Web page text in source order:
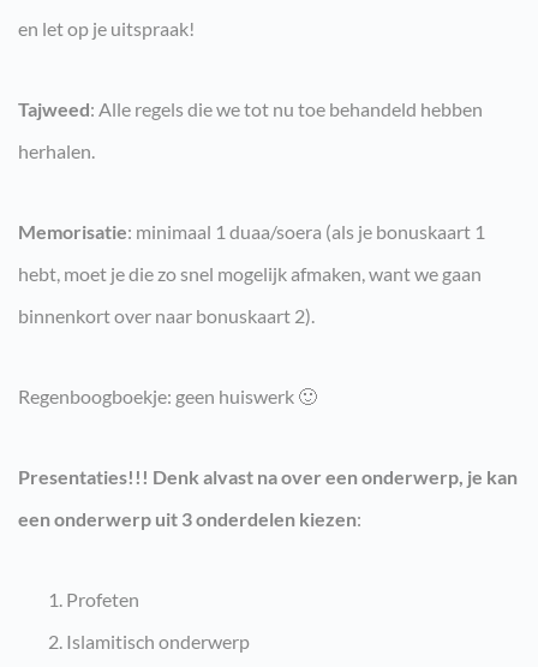
en let op je uitspraak!
Tajweed: Alle regels die we tot nu toe behandeld hebben
herhalen.
Memorisatie: minimaal 1 duaa/soera (als je bonuskaart 1
hebt, moet je die zo snel mogelijk afmaken, want we gaan
binnenkort over naar bonuskaart 2).
Regenboogboekje: geen huiswerk 🙂
Presentaties!!! Denk alvast na over een onderwerp, je kan
een onderwerp uit 3 onderdelen kiezen:
Profeten
Islamitisch onderwerp